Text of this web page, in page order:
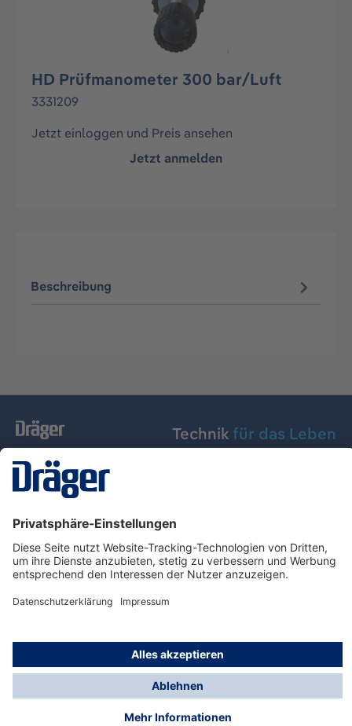
HD Prüfmanometer 300 bar/Luft
3331209
Jetzt einloggen und Preis ansehen
Jetzt anmelden
Beschreibung
Technik für das Leben
Dräger Austria GmbH
Über Dräger
Informationen
© Dräger Austria GmbH, 2024
* Alle Preise exkl. gesetzl. Mehrwertsteuer zzgl.
Versandkosten und ggf. Nachnahmegebühren, wenn
nicht anders angegeben.